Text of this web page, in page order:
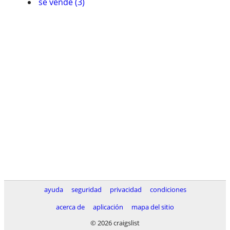
ayuda seguridad privacidad
condiciones
acerca de
aplicación
mapa del sitio
© 2026 craigslist